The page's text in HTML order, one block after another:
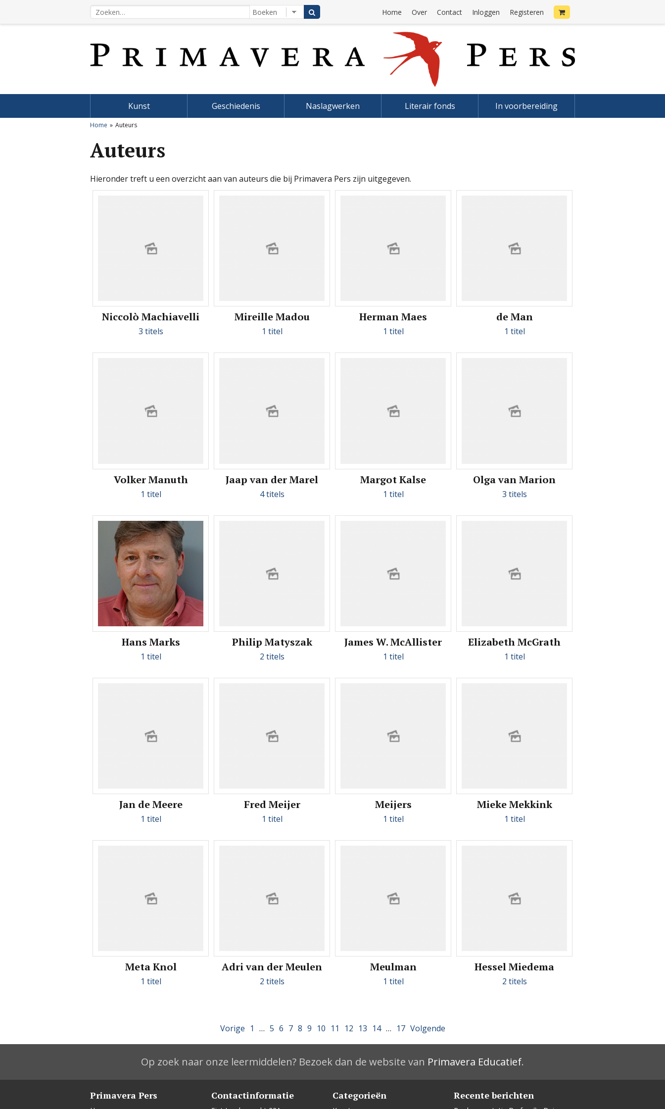
Home Over Contact Inloggen Registeren
Kunst Geschiedenis Naslagwerken Literair fonds In voorbereiding
Home Auteurs
Auteurs
Hieronder treft u een overzicht aan van auteurs die bij Primavera Pers zijn uitgegeven.
Niccolò Machiavelli
3 titels
Mireille Madou
1 titel
Herman Maes
1 titel
de Man
1 titel
Volker Manuth
1 titel
Jaap van der Marel
4 titels
Margot Kalse
1 titel
Olga van Marion
3 titels
Hans Marks
1 titel
Philip Matyszak
2 titels
James W. McAllister
1 titel
Elizabeth McGrath
1 titel
Jan de Meere
1 titel
Fred Meijer
1 titel
Meijers
1 titel
Mieke Mekkink
1 titel
Meta Knol
1 titel
Adri van der Meulen
2 titels
Meulman
1 titel
Hessel Miedema
2 titels
Vorige 1 … 5 6 7 8 9 10 11 12 13 14 … 17 Volgende
Op zoek naar onze leermiddelen? Bezoek dan de website van Primavera Educatief.
Primavera Pers Contactinformatie Categorieën Recente berichten